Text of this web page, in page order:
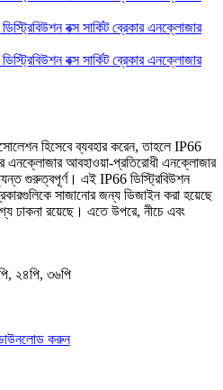
হিসেবে ব্যবহার করেন, তাহলে IP66
এনক্লোজার আবহাওয়া-প্রতিরোধী এনক্লোজার
গুরুত্বপূর্ণ। এই IP66 ডিস্ট্রিবিউশন
সাজানোর জন্য ডিজাইন করা হয়েছে
ঢাকনা রয়েছে। এতে উপরে, নীচে এবং
২৪পি, ৩৬পি
করুন